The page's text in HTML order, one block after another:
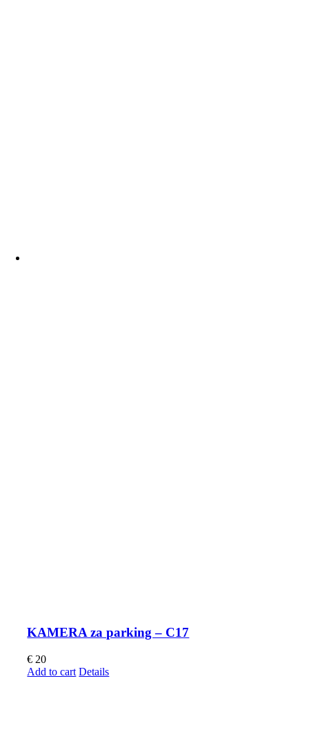
KAMERA za parking – C17
€ 20
Add to cart Details